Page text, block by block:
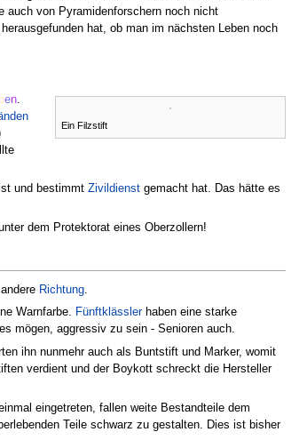
auch von Pyramidenforschern noch nicht
hat, ob man im nächsten Leben noch
Ein Filzstift
ben
und bestimmt Zivildienst gemacht hat. Das hätte es
dem Protektorat eines Oberzollern!
Richtung.
Warnfarbe. Fünftklässlerhaben eine starke
mögen, aggressiv zu sein - Senioren auch.
ihn nunmehr auch als Buntstift und Marker, womit
verdient und der Boykott schreckt die Hersteller
eingetreten, fallen weite Bestandteile dem
Teile schwarz zu gestalten. Dies ist bisher